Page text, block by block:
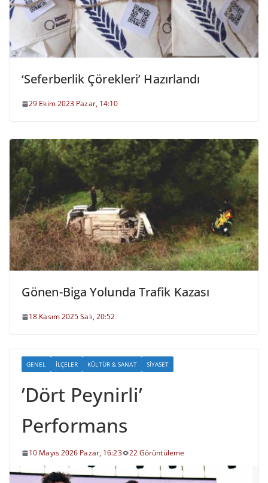
‘Seferberlik Çörekleri’ Hazırlandı
29 Ekim 2023 Pazar, 14:10
Gönen-Biga Yolunda Trafik Kazası
18 Kasım 2025 Salı, 20:52
GENEL İLÇELER KÜLTÜR & SANAT SIYASET
’Dört Peynirli’
Performans
10 Mayıs 2026 Pazar, 16:23 22 Görüntüleme